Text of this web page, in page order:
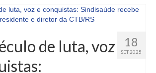
18
SET 2025
de luta, voz